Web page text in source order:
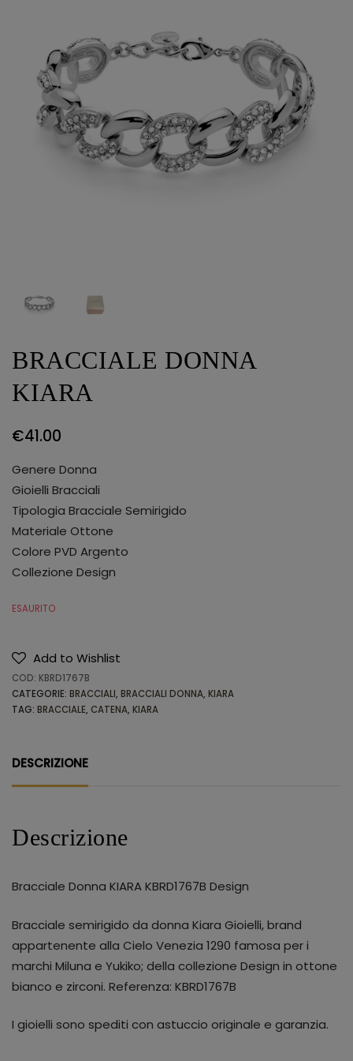
BRACCIALE DONNA
KIARA
€41.00
Genere Donna
Gioielli Bracciali
Tipologia Bracciale Semirigido
Materiale Ottone
Colore PVD Argento
Collezione Design
ESAURITO
Add to Wishlist
COD: KBRD1767B
CATEGORIE: BRACCIALI, BRACCIALI DONNA, KIARA
TAG: BRACCIALE, CATENA, KIARA
DESCRIZIONE
Descrizione
Bracciale Donna KIARA KBRD1767B Design
Bracciale semirigido da donna Kiara Gioielli, brand
appartenente alla Cielo Venezia 1290 famosa per i
marchi Miluna e Yukiko; della collezione Design in ottone
bianco e zirconi. Referenza: KBRD1767B
I gioielli sono spediti con astuccio originale e garanzia.